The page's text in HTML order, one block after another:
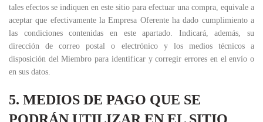
tales efectos se indiquen en este sitio para efectuar una compra, equivale a
aceptar que efectivamente la Empresa Oferente ha dado cumplimiento a
las condiciones contenidas en este apartado. Indicará, además, su
dirección de correo postal o electrónico y los medios técnicos a
disposición del Miembro para identificar y corregir errores en el envío o
en sus datos.
5. MEDIOS DE PAGO QUE SE